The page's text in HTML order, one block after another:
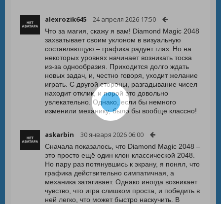
alexrozik645 24 апреля 2026 17:50
Что за магия, скажу я вам! Diamond Magic 2048
захватывает своим уклоном в визуальную
составляющую – графика радует глаз. Но на
некоторых уровнях начинает возникать тоска
из-за однообразия. Приходится долго ждать
новых задач, и, честно говоря, уходит желание
играть. С другой стороны, разгадывание чисел
находит отклик, и порой это довольно
увлекательно. Однако, если бы немного
изменили механику, было бы вообще классно!
askarbin 30 января 2026 06:00
Сначала показалось, что Diamond Magic 2048 –
это просто ещё один клон классической 2048.
Но пару раз потянувшись к экрану, я понял, что
графика действительно симпатичная, а
механика затягивает. Однако иногда возникает
чувство, что игра слишком проста, и победить в
ней легко, что может быстро наскучить. В